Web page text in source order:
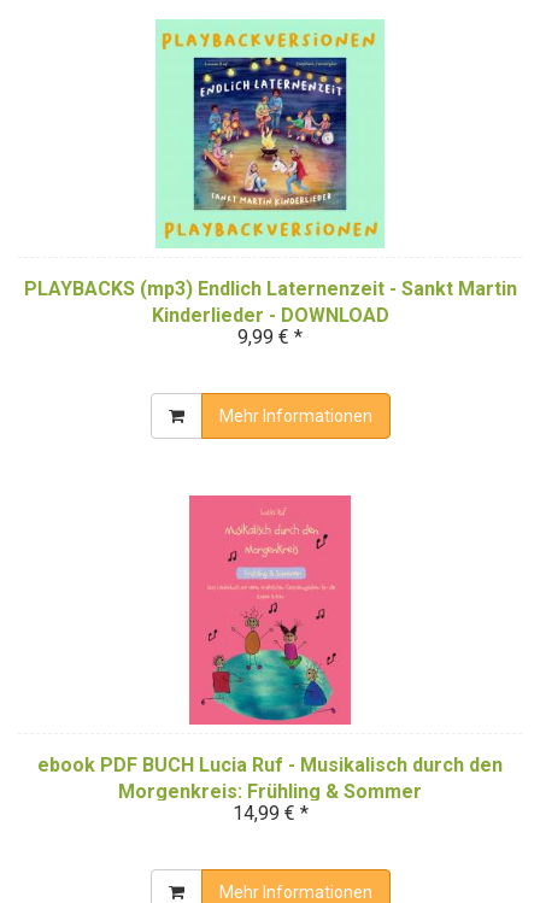
PLAYBACKS (mp3) Endlich Laternenzeit - Sankt Martin
Kinderlieder - DOWNLOAD
9,99 € *
Mehr Informationen
ebook PDF BUCH Lucia Ruf - Musikalisch durch den
Morgenkreis: Frühling & Sommer
14,99 € *
Mehr Informationen